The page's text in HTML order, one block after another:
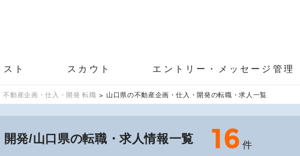
ト スカウト エントリー・メッセージ管理
不動産企画・仕入・開発 転職 山口県の不動産企画・仕入・開発の転職・求人一覧
発/山口県の転職・求人情報一覧 16 件